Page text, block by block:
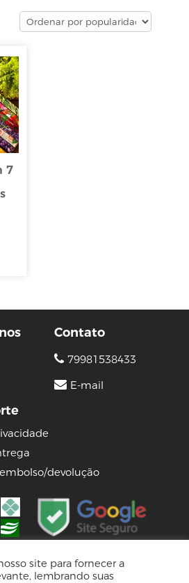
7
devolução
Contato
79981538433
E-mail
Lojas Pinguim
site para fornecer a
lembrando suas